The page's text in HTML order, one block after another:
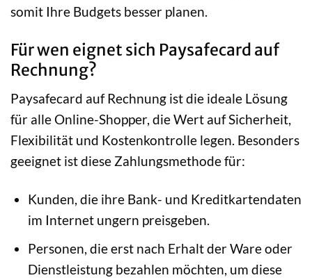
somit Ihre Budgets besser planen.
Für wen eignet sich Paysafecard auf
Rechnung?
Paysafecard auf Rechnung ist die ideale Lösung
für alle Online-Shopper, die Wert auf Sicherheit,
Flexibilität und Kostenkontrolle legen. Besonders
geeignet ist diese Zahlungsmethode für:
Kunden, die ihre Bank- und Kreditkartendaten
im Internet ungern preisgeben.
Personen, die erst nach Erhalt der Ware oder
Dienstleistung bezahlen möchten, um diese